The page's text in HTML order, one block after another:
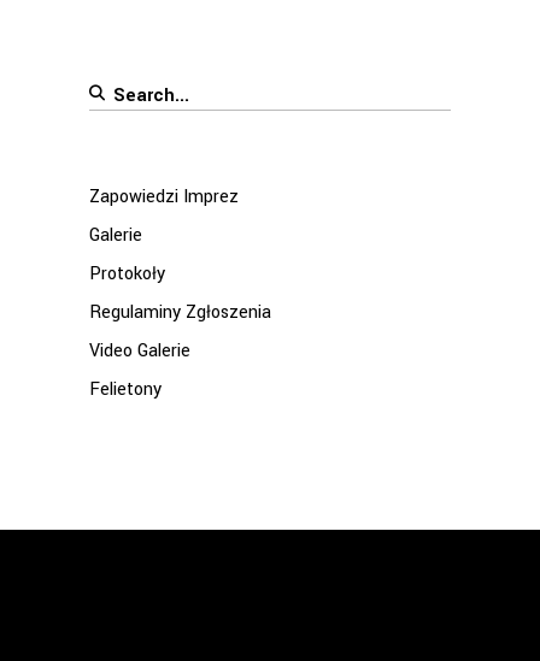
Search
Zapowiedzi Imprez
Galerie
Protokoły
Regulaminy Zgłoszenia
Video Galerie
Felietony